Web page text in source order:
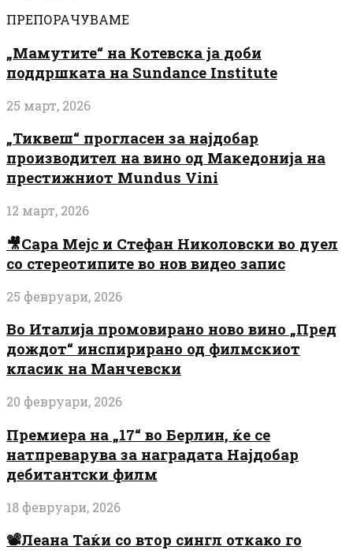
ПРЕПОРАЧУВАМЕ
„Мамутите“ на Котевска ја доби
поддршката на Sundance Institute
25 март, 2026
„Тиквеш“ прогласен за најдобар
производител на вино од Македонија на
престижниот Mundus Vini
12 март, 2026
🎥Сара Мејс и Стефан Николовски во дуел
со стереотипите во нов видео запис
25 февруари, 2026
Во Италија промовирано ново вино „Пред
дождот“ инспирирано од филмскиот
класик на Манчевски
20 февруари, 2026
Премиера на „17“ во Берлин, ќе се
натпреварува за наградата Најдобар
дебитантски филм
18 февруари, 2026
📽️Леана Таќи со втор сингл откако го